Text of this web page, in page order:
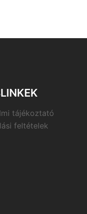
tájékoztató
feltételek